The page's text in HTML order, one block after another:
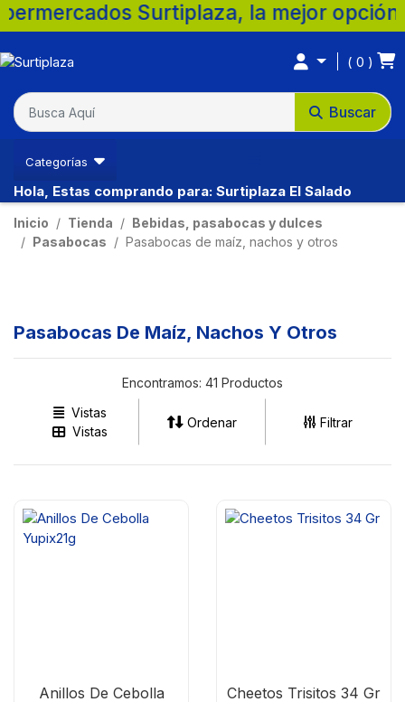
Surtiplaza, la mejor opción para tu
Buscar
0
Categorías
Hola, Estas comprando para: Surtiplaza El Salado
Inicio Tienda
Bebidas, pasabocas y dulces
Pasabocas
Pasabocas de maíz, nachos y otros
Pasabocas De Maíz, Nachos Y Otros
Encontramos: 41 Productos
Vistas
Vistas
Ordenar Filtrar
Anillos De Cebolla
Cheetos Trisitos 34 Gr